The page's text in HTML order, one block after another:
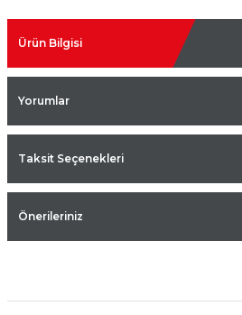
Ürün Bilgisi
Yorumlar
Taksit Seçenekleri
Önerileriniz